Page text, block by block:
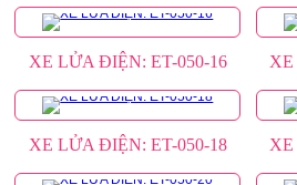
XE LỬA ĐIỆN: ET-050-16 XE
XE LỬA ĐIỆN: ET-050-18 XE